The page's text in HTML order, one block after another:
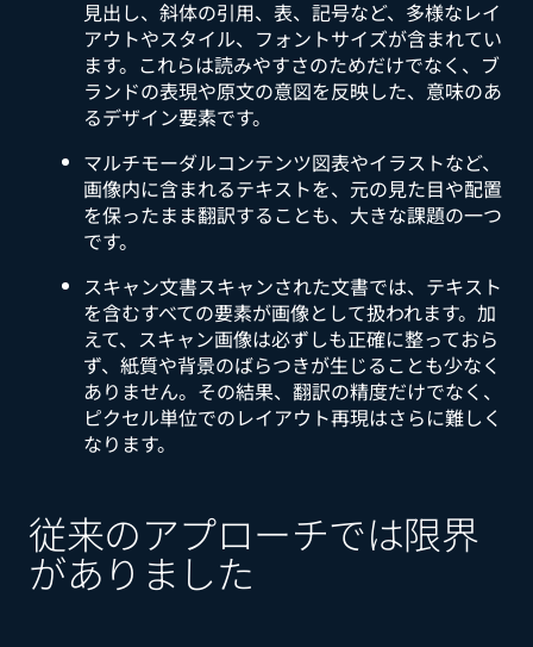
見出し、斜体の引用、表、記号など、多様なレイ
アウトやスタイル、フォントサイズが含まれてい
ます。これらは読みやすさのためだけでなく、ブ
ランドの表現や原文の意図を反映した、意味のあ
るデザイン要素です。
マルチモーダルコンテンツ図表やイラストなど、
画像内に含まれるテキストを、元の見た目や配置
を保ったまま翻訳することも、大きな課題の一つ
です。
スキャン文書スキャンされた文書では、テキスト
を含むすべての要素が画像として扱われます。加
えて、スキャン画像は必ずしも正確に整っておら
ず、紙質や背景のばらつきが生じることも少なく
ありません。その結果、翻訳の精度だけでなく、
ピクセル単位でのレイアウト再現はさらに難しく
なります。
従来のアプローチでは限界
がありました